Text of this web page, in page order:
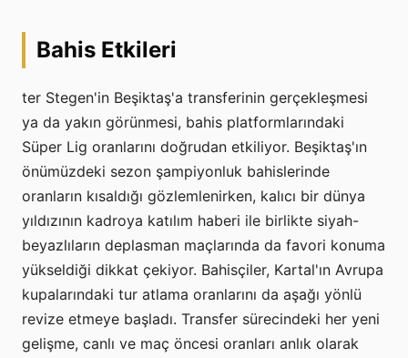
Bahis Etkileri
ter Stegen'in Beşiktaş'a transferinin gerçekleşmesi
ya da yakın görünmesi, bahis platformlarındaki
Süper Lig oranlarını doğrudan etkiliyor. Beşiktaş'ın
önümüzdeki sezon şampiyonluk bahislerinde
oranların kısaldığı gözlemlenirken, kalıcı bir dünya
yıldızının kadroya katılım haberi ile birlikte siyah-
beyazlıların deplasman maçlarında da favori konuma
yükseldiği dikkat çekiyor. Bahisçiler, Kartal'ın Avrupa
kupalarındaki tur atlama oranlarını da aşağı yönlü
revize etmeye başladı. Transfer sürecindeki her yeni
gelişme, canlı ve maç öncesi oranları anlık olarak